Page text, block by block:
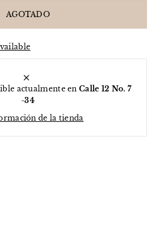
actualmente enCalle 12 No. 7
-34
de la tienda